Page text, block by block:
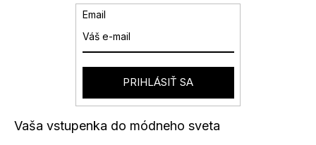
Vaša vstupenka do módneho sveta
Email
PRIHLÁSIŤ SA